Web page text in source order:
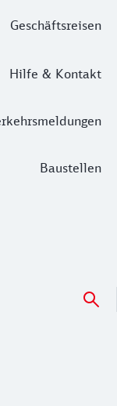
Geschäftsreisen
Hilfe & Kontakt
Baustellen